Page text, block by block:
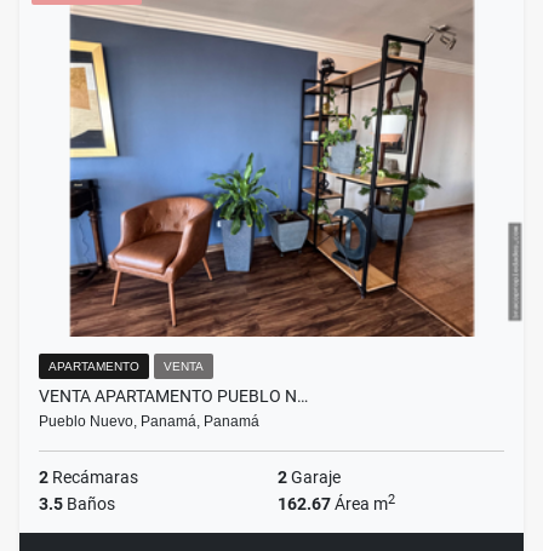
APARTAMENTO VENTA
VENTA APARTAMENTO PUEBLO N…
Pueblo Nuevo, Panamá, Panamá
2 Recámaras 2Garaje
3.5 Baños 162.67Área m2